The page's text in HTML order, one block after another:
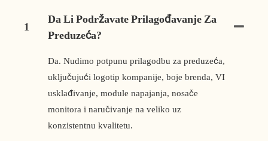
1
Da Li Podržavate Prilagođavanje Za
Preduzeća?
Da. Nudimo potpunu prilagodbu za preduzeća,
uključujući logotip kompanije, boje brenda, VI
usklađivanje, module napajanja, nosače
monitora i naručivanje na veliko uz
konzistentnu kvalitetu.